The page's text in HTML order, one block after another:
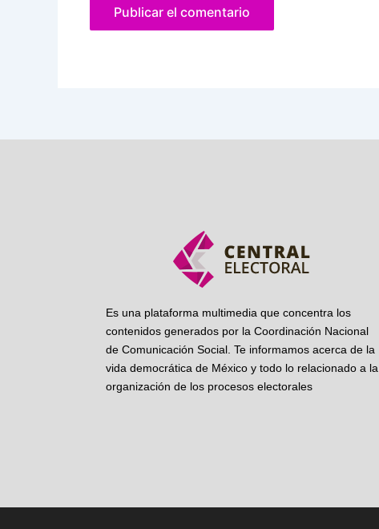
Es una plataforma multimedia que concentra los
contenidos generados por la Coordinación Nacional
de Comunicación Social. Te informamos acerca de la
vida democrática de México y todo lo relacionado a la
organización de los procesos electorales